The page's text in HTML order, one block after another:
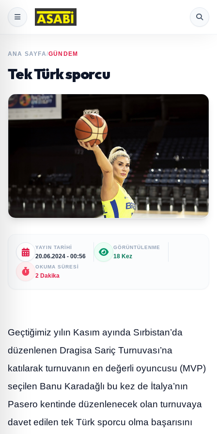
ANA SAYFA/GÜNDEM
Tek Türk sporcu
YAYIN TARIHI
20.06.2024 - 00:56
GÖRÜNTÜLENME
18 Kez
OKUMA SÜRESI
2 Dakika
Geçtiğimiz yılın Kasım ayında Sırbistan’da
düzenlenen Dragisa Sariç Turnuvası’na
katılarak turnuvanın en değerli oyuncusu (MVP)
seçilen Banu Karadağlı bu kez de İtalya’nın
Pasero kentinde düzenlenecek olan turnuvaya
davet edilen tek Türk sporcu olma başarısını